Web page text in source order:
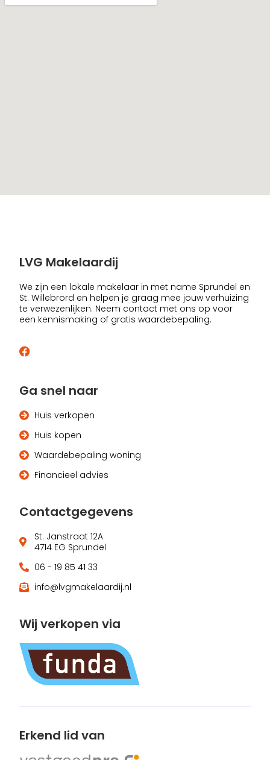
LVG Makelaardij
We zijn een lokale makelaar in met name Sprundel en
St. Willebrord en helpen je graag mee jouw verhuizing
te verwezenlijken. Neem contact met ons op voor
een kennismaking of gratis waardebepaling.
Ga snel naar
Huis verkopen
Huis kopen
Waardebepaling woning
Financieel advies
Contactgegevens
St. Janstraat 12A
4714 EG Sprundel
06 - 19 85 41 33
info@lvgmakelaardij.nl
Wij verkopen via
Erkend lid van